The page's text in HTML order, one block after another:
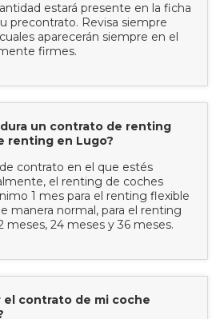
estará presente en la ficha
precontrato. Revisa siempre
aparecerán siempre en el
firmes.
un contrato de renting
renting en Lugo?
contrato en el que estés
el renting de coches
1 mes para el renting flexible
manera normal, para el renting
meses, 24 meses y 36 meses.
el contrato de mi coche